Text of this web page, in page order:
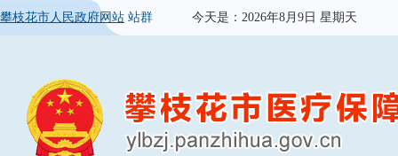
攀枝花市人民政府网站 站群 今天是： 2026年8月9日 星期天